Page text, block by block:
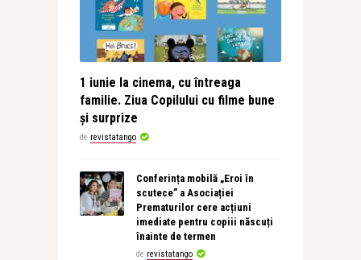
1 iunie la cinema, cu întreaga
familie. Ziua Copilului cu filme bune
și surprize
de revistatango
Conferința mobilă „Eroi în
scutece” a Asociației
Prematurilor cere acțiuni
imediate pentru copiii născuți
înainte de termen
de revistatango